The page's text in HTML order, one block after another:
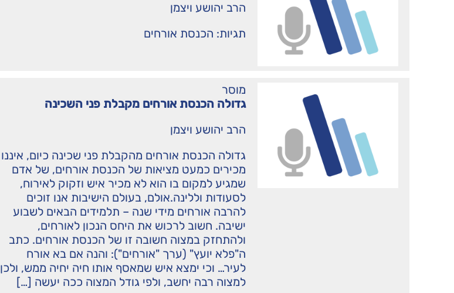
הרב יהושע ויצמן
תגיות: הכנסת אורחים
מוסר
גדולה הכנסת אורחים מקבלת פני השכינה
הרב יהושע ויצמן
גדולה הכנסת אורחים מהקבלת פני שכינה כיום, איננו
מכירים כמעט מציאות של הכנסת אורחים, של אדם
שמגיע למקום בו הוא לא מכיר איש וזקוק לאירוח,
לסעודות וללינה.אולם, בעולם הישיבות אנו זוכים
להרבה אורחים מידי שנה – תלמידים הבאים לשבוע
ישיבה. חשוב לרכוש את היחס הנכון לאורחים,
ולהתחזק במצוה חשובה זו של הכנסת אורחים. כתב
ה"פלא יועץ" (ערך "אורחים"): והנה אם בא אורח
לעיר… וכי ימצא איש שמאסף אותו חיה יחיה ממש, ולכן
למצוה רבה יחשב, ולפי גודל המצוה ככה יעשה […]